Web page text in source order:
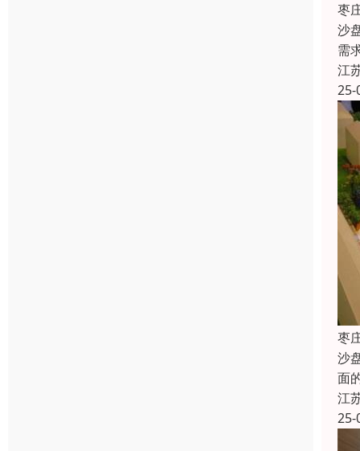
枣
沙
需
江
25-
枣
沙
面
江
25-